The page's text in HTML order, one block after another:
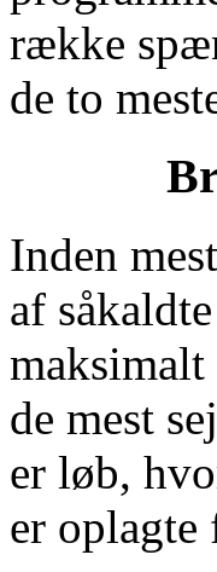
række
de to
Inden
af såkaldte
maksimalt
de mest
er løb,
er oplagte